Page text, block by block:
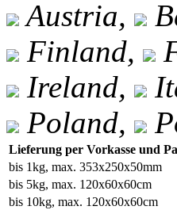
Austria,
Finland,
Ireland,
Poland,
Lieferung per Vorkasse und
bis 1kg, max. 353x250x50mm
bis 5kg, max. 120x60x60cm
bis 10kg, max. 120x60x60cm